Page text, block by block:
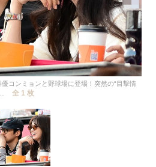
コンミョンと野球場に登場！突然の“目撃情
全 1 枚